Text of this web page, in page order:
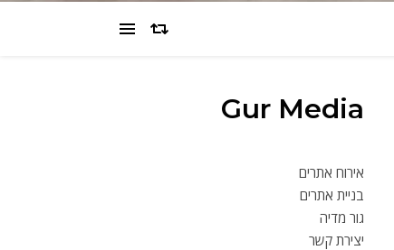
Gur Media
אירוח אתרים
בניית אתרים
גור מדיה
יצירת קשר